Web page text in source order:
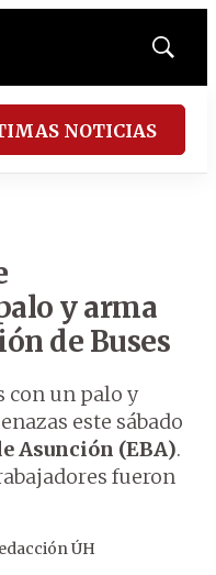
Mostrar
NOTICIAS
y arma
de Buses
con un palo y
este sábado
Asunción (EBA).
fueron
ÚH